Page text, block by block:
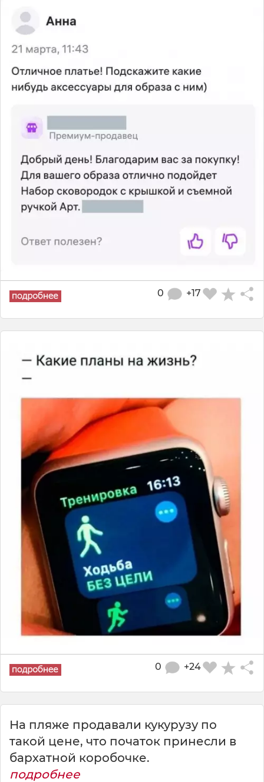
+17
0
+24
0
На пляже продавали кукурузу по
такой цене, что початок принесли в
бархатной коробочке.
подробнее